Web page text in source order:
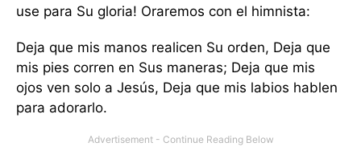
use para Su gloria! Oraremos con el himnista:
Deja que mis manos realicen Su orden, Deja que
mis pies corren en Sus maneras; Deja que mis
ojos ven solo a Jesús, Deja que mis labios hablen
para adorarlo.